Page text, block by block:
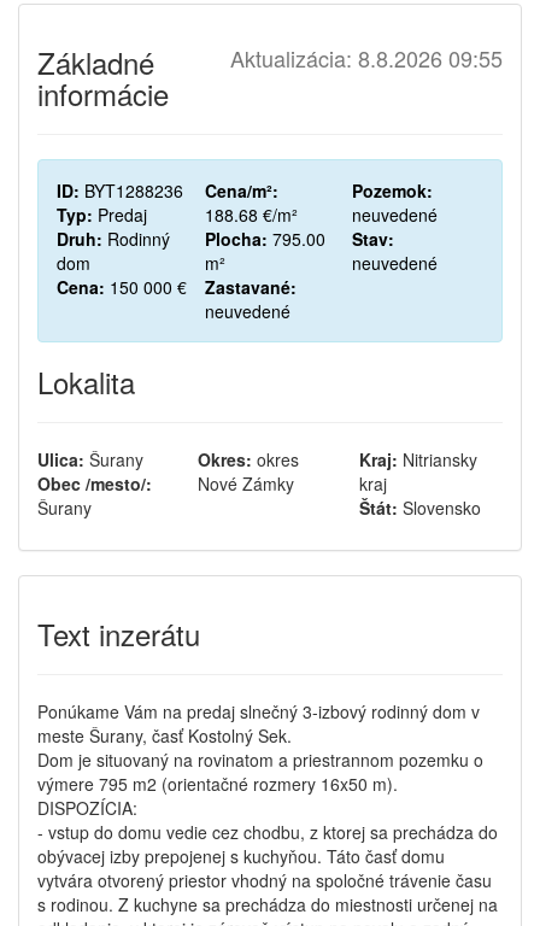
Aktualizácia: 8.8.2026 09:55
Základné
informácie
ID: BYT1288236
Typ: Predaj
Druh:
dom
Cena: 150 000 €
Cena/m²:
188.68 €/m²
Plocha:
m²
Zastavané:
neuvedené
Pozemok:
neuvedené
Stav:
neuvedené
Lokalita
Ulica: Šurany
Obec /mesto/:
Šurany
Okres: okres
Nové Zámky
Kraj:
kraj
Štát: Slovensko
Text inzerátu
Ponúkame Vám na predaj slnečný 3-izbový rodinný dom v
meste Šurany, časť Kostolný Sek.
Dom je situovaný na rovinatom a priestrannom pozemku o
výmere 795 m2 (orientačné rozmery 16x50 m).
DISPOZÍCIA:
- vstup do domu vedie cez chodbu, z ktorej sa prechádza do
obývacej izby prepojenej s kuchyňou. Táto časť domu
vytvára otvorený priestor vhodný na spoločné trávenie času
s rodinou. Z kuchyne sa prechádza do miestnosti určenej na